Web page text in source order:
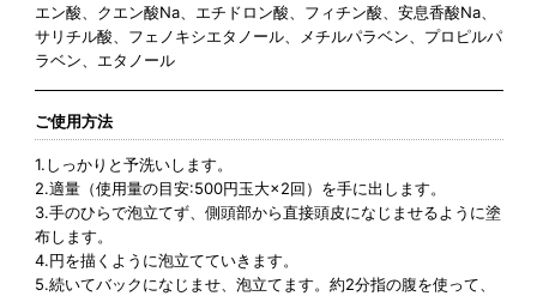
エン酸、クエン酸Na、エチドロン酸、フィチン酸、安息香酸Na、
サリチル酸、フェノキシエタノール、メチルパラベン、プロピルパ
ラベン、エタノール
ご使用方法
1.しっかりと予洗いします。
2.適量（使用量の目安:500円玉大×2回）を手に出します。
3.手のひらで泡立てず、側頭部から直接頭皮になじませるように塗
布します。
4.円を描くように泡立てていきます。
5.続いてバックになじませ、泡立てます。約2分指の腹を使って、